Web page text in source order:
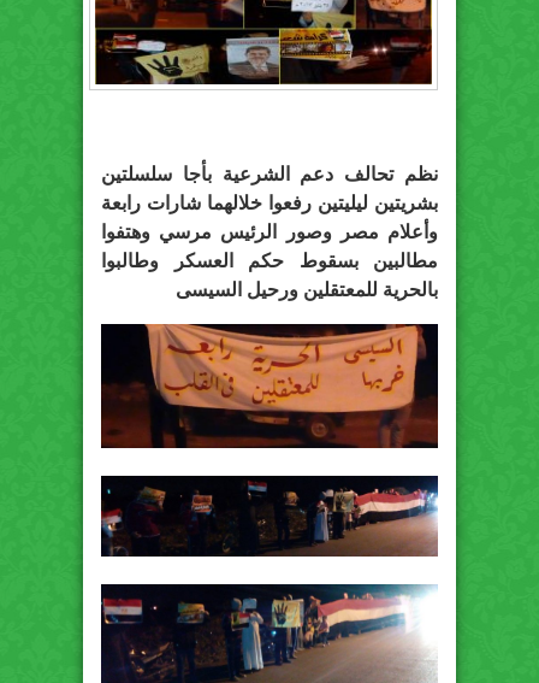
نظم تحالف دعم الشرعية بأجا سلسلتين
بشريتين ليليتين رفعوا خلالهما شارات رابعة
وأعلام مصر وصور الرئيس مرسي وهتفوا
مطالبين بسقوط حكم العسكر وطالبوا
بالحرية للمعتقلين ورحيل السيسى